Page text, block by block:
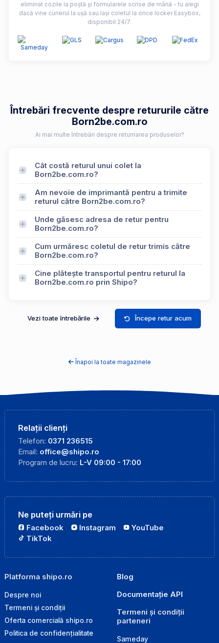
eliminat cozile la poștă și formularele scrise de mână - tu alegi
dacă vine curierul la ușă sau lași coletul la orice locker Easybox,
disponibil 24/7.
Întrebări frecvente despre retururile către
Born2be.com.ro
Ai mai multe întrebări despre returnarea produselor?
Cât costă returul unui colet la
Born2be.com.ro?
Am nevoie de imprimantă pentru a trimite
returul către Born2be.com.ro?
Unde găsesc adresa de retur pentru
Born2be.com.ro?
Cum urmăresc coletul de retur trimis către
Born2be.com.ro?
Cine plătește transportul pentru returul la
Born2be.com.ro prin Shipo?
Vezi toate întrebările Începe retur acum
Înapoi la toate magazinele
Relații clienți
Telefon: 0371 236515
Email: office@shipo.ro
Program de lucru: L-V 09:00 - 17:00
Ne puteți urmări pe
Facebook Instagram
YouTube
TikTok
Platforma shipo.ro
Despre noi
Termeni și condiții
Oferta comercială shipo.ro
Politica de confidențialitate
Blog
Documentație API
Termeni și condiții
parteneri
Sameday